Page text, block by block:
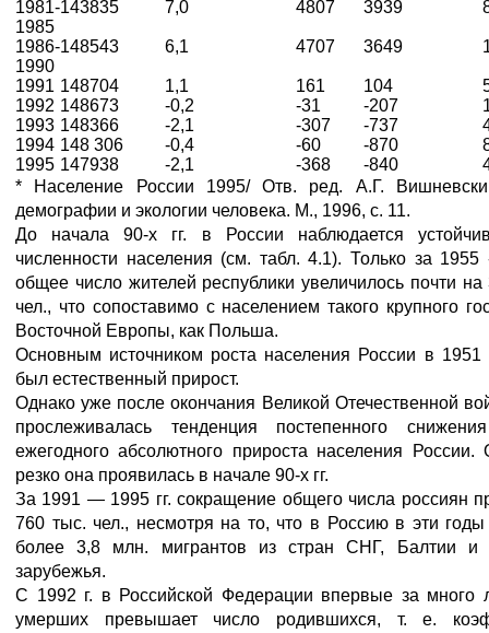
1981-
1985
143835 7,0 4807 3939
1986-
1990
148543 6,1 4707 3649
1991 148704 1,1 161 104
1992 148673 -0,2 -31 -207
1993 148366 -2,1 -307 -737
1994 148 306 -0,4 -60 -870
1995 147938 -2,1 -368 -840
* Население России 1995/ Отв. ред. А.Г.
демографии и экологии человека. М., 1996, с. 11.
До начала 90-х гг. в России наблюдается
численности населения (см. табл. 4.1). Только за 1955
общее число жителей республики увеличилось почти
чел., что сопоставимо с населением такого крупного
Восточной Европы, как Польша.
Основным источником роста населения России в 1951
был естественный прирост.
Однако уже после окончания Великой Отечественной
прослеживалась тенденция постепенного
ежегодного абсолютного прироста населения России.
резко она проявилась в начале 90-х гг.
За 1991 — 1995 гг. сокращение общего числа россиян
760 тыс. чел., несмотря на то, что в Россию в эти
более 3,8 млн. мигрантов из стран СНГ, Балтии и
зарубежья.
С 1992 г. в Российской Федерации впервые за много
умерших превышает число родившихся, т. е.